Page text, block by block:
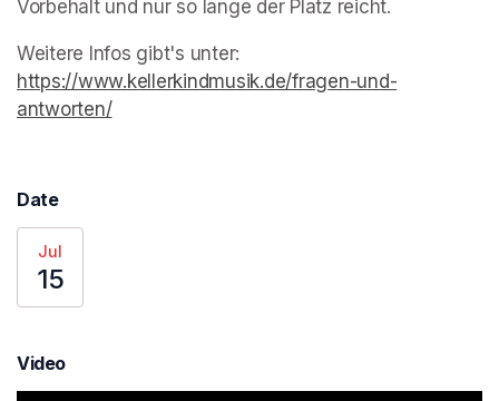
Vorbehalt und nur so lange der Platz reicht.
https://www.kellerkindmusik.de/fragen-und-
antworten/(opens in a new tab)
Date
Jul
15
Video